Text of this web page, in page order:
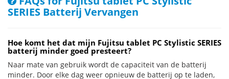
SERIES Batterij Vervangen
Hoe komt het dat mijn Fujitsu tablet PC Stylistic SERIES
batterij minder goed presteert?
Naar mate van gebruik wordt de capaciteit van de batterij
minder. Door elke dag weer opnieuw de batterij op te laden,